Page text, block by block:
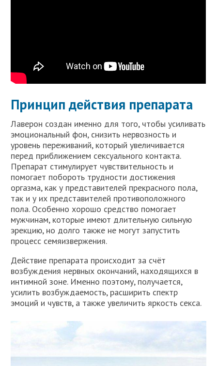
Принцип действия препарата
Лаверон создан именно для того, чтобы усиливать
эмоциональный фон, снизить нервозность и
уровень переживаний, который увеличивается
перед приближением сексуального контакта.
Препарат стимулирует чувствительность и
помогает побороть трудности достижения
оргазма, как у представителей прекрасного пола,
так и у их представителей противоположного
пола. Особенно хорошо средство помогает
мужчинам, которые имеют длительную сильную
эрекцию, но долго также не могут запустить
процесс семяизвержения.
Действие препарата происходит за счёт
возбуждения нервных окончаний, находящихся в
интимной зоне. Именно поэтому, получается,
усилить возбуждаемость, расширить спектр
эмоций и чувств, а также увеличить яркость секса.